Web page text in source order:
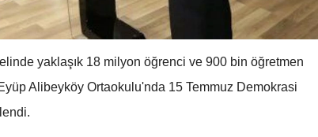
yaklaşık 18 milyon öğrenci ve 900 bin öğretmen
Alibeyköy Ortaokulu'nda 15 Temmuz Demokrasi